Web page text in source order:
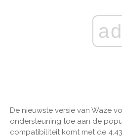
ad
De nieuwste versie van Waze
ondersteuning toe aan de
compatibiliteit komt met de